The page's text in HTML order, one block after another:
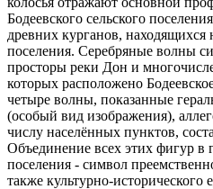
Бодеевского сельского
древних курганов, находящихся
поселения. Серебряные волны
просторы реки Дон и
которых расположено
четыре волны, показанные
(особый вид изображения),
числу населённых пунктов,
Объединение всех этих фигур в
поселения - символ
также культурно-исторического